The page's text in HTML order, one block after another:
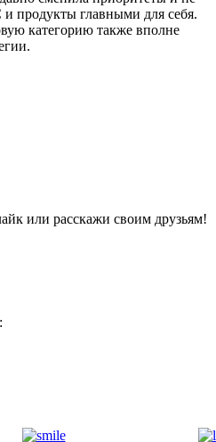
и продукты главными для себя.
категорию также вполне
или расскажи своим друзьям!